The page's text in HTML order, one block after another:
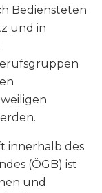
Bediensteten
und in
innerhalb des
(ÖGB) ist
und